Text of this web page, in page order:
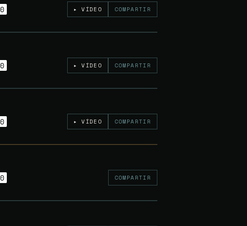
▸ VÍDEO COMPARTIR
▸ VÍDEO COMPARTIR
▸ VÍDEO COMPARTIR
COMPARTIR